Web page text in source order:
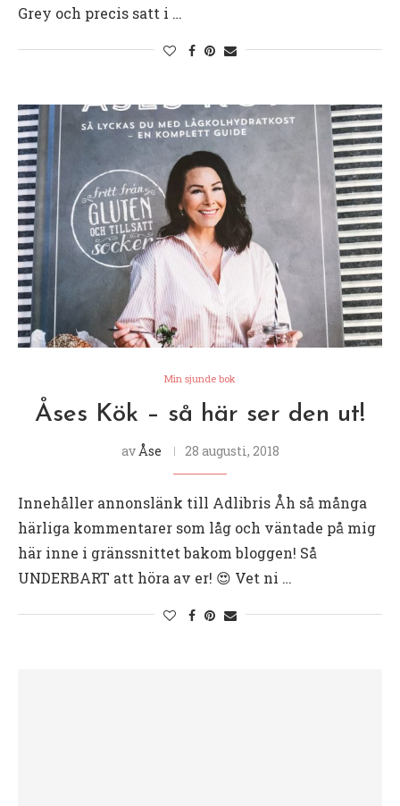
Grey och precis satt i …
Min sjunde bok
Åses Kök – så här ser den ut!
av Åse 28 augusti, 2018
Innehåller annonslänk till Adlibris Åh så många
härliga kommentarer som låg och väntade på mig
här inne i gränssnittet bakom bloggen! Så
UNDERBART att höra av er! 😍 Vet ni …